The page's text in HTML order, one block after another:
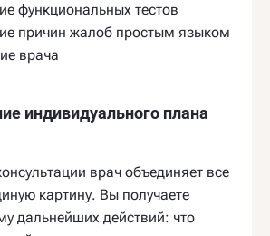
функциональных тестов
причин жалоб простым языком
врача
индивидуального плана
врач объединяет все
картину. Вы получаете
дальнейших действий: что